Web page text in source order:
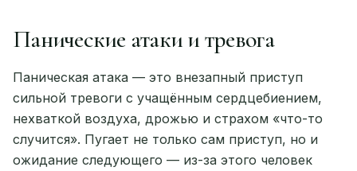
Панические атаки и тревога
Паническая атака — это внезапный приступ
сильной тревоги с учащённым сердцебиением,
нехваткой воздуха, дрожью и страхом «что-то
случится». Пугает не только сам приступ, но и
ожидание следующего — из-за этого человек